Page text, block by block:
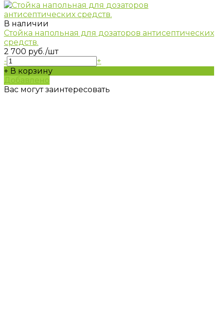
В наличии
Стойка напольная для дозаторов антисептических
средств.
2 700 руб./шт
-
+
+ В корзину
Добавлено
Вас могут заинтересовать